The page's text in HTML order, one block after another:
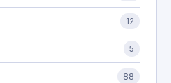
12
5
88